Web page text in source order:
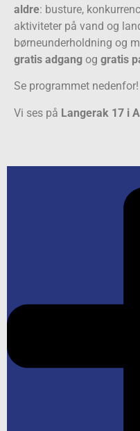
aldre: busture,
aktiviteter på vand og
børneunderholdning og
gratis adgang og gratis
Se programmet nedenfor!
Vi ses på Langerak 17 i